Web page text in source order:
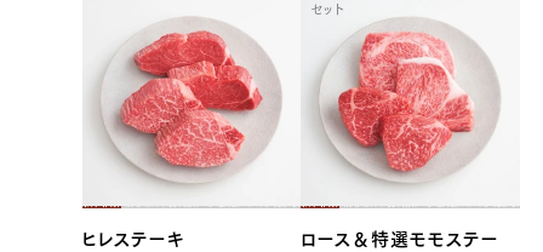
ヒレステーキ
セット
ロース＆特選モモステー